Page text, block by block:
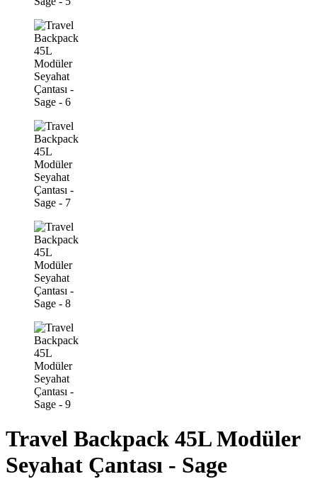
Travel Backpack 45L Modüler
Seyahat Çantası - Sage